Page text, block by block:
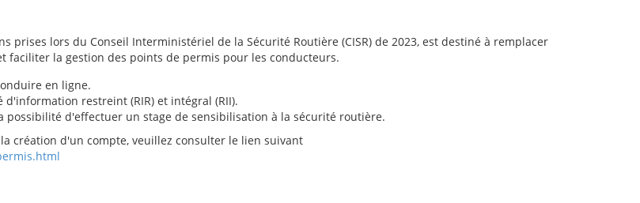
prises lors du Conseil Interministériel de la Sécurité Routière (CISR) de 2023, est destiné à remplacer
faciliter la gestion des points de permis pour les conducteurs.
en ligne.
restreint (RIR) et intégral (RII).
d'effectuer un stage de sensibilisation à la sécurité routière.
création d'un compte, veuillez consulter le lien suivant